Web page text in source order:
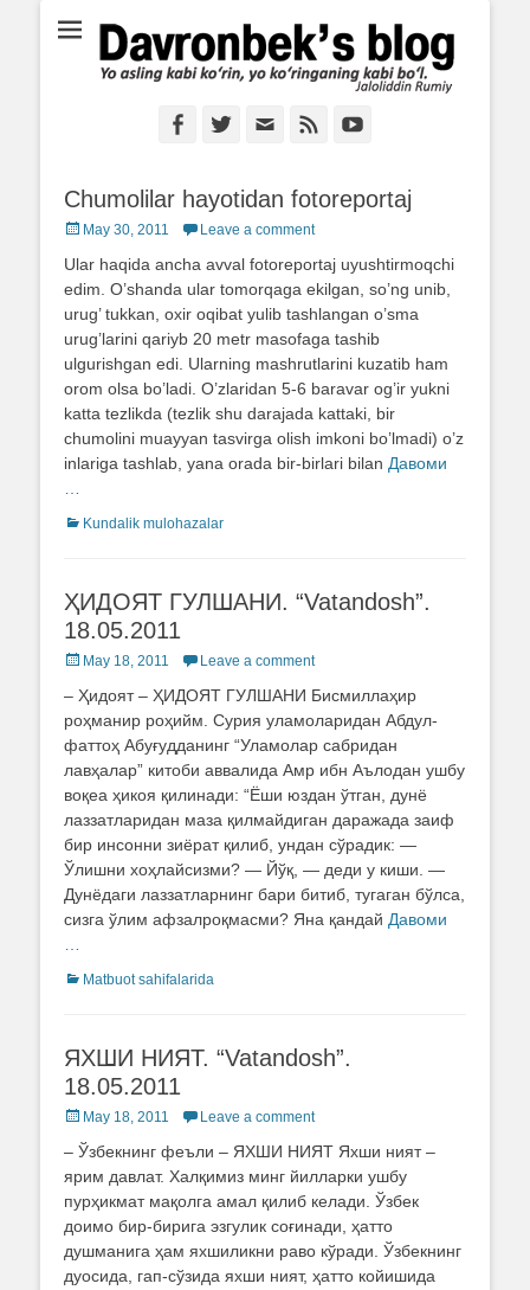
Davronbek's blog
Ё аслинг каби кўрин, ё кўринганинг каби бўл. Ж.Румий
Facebook
Twitter Email Feed
Chumolilar hayotidan fotoreportaj
Posted
May 30, 2011 Leave a comment
Ular haqida ancha avval fotoreportaj uyushtirmoqchi
edim. O’shanda ular tomorqaga ekilgan, so’ng unib,
urug’ tukkan, oxir oqibat yulib tashlangan o’sma
urug’larini qariyb 20 metr masofaga tashib
ulgurishgan edi. Ularning mashrutlarini kuzatib ham
orom olsa bo’ladi. O’zlaridan 5-6 baravar og’ir yukni
katta tezlikda (tezlik shu darajada kattaki, bir
chumolini muayyan tasvirga olish imkoni bo’lmadi) o’z
inlariga tashlab, yana orada bir-birlari bilan Давоми
Categories
Kundalik mulohazalar
ҲИДОЯТ ГУЛШАНИ. “Vatandosh”.
18.05.2011
Posted
May 18, 2011 Leave a comment
– Ҳидоят – ҲИДОЯТ ГУЛШАНИ Бисмиллаҳир
роҳманир роҳийм. Сурия уламоларидан Аб­дул­
фаттоҳ Абуғудданинг “Уламолар сабридан
лавҳалар” китоби аввалида Амр ибн Аълодан ушбу
воқеа ҳикоя қилинади: “Ёши юздан ўтган, дунё
лаззатларидан маза қилмайдиган даражада заиф
бир инсонни зиёрат қилиб, ундан сўрадик: —
Ўлишни хоҳлайсизми? — Йўқ, — деди у киши. —
Дунёдаги лаззатларнинг бари битиб, тугаган бўлса,
сизга ўлим афзалроқмасми? Яна қандай Давоми
Categories
Matbuot sahifalarida
ЯХШИ НИЯТ. “Vatandosh”.
18.05.2011
Posted
May 18, 2011 Leave a comment
– Ўзбекнинг феъли – ЯХШИ НИЯТ Яхши ният –
ярим давлат. Халқимиз минг йилларки ушбу
пурҳикмат мақолга амал қилиб келади. Ўзбек
доимо бир-бирига эзгулик соғинади, ҳатто
душманига ҳам яхшиликни раво кўради. Ўзбекнинг
дуосида, гап-сўзида яхши ният, ҳатто койишида